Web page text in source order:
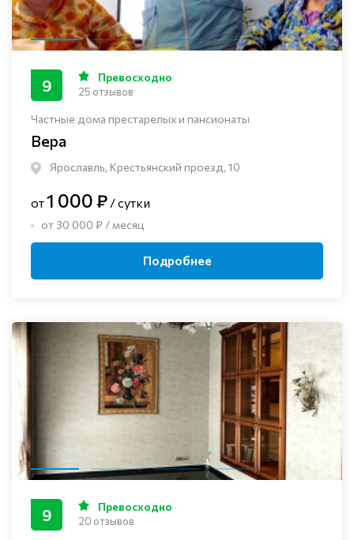
Частные дома престарелых и пансионаты
Вера
Ярославль, Крестьянский проезд, 10
9 Превосходно
25 отзывов
от1 000 ₽ / сутки
от 30 000 ₽ / месяц
Подробнее
9 Превосходно
20 отзывов